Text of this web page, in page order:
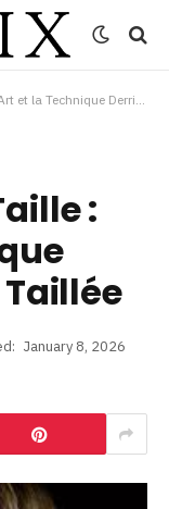
Derrière la Pierre Taillée
:
January 8, 2026